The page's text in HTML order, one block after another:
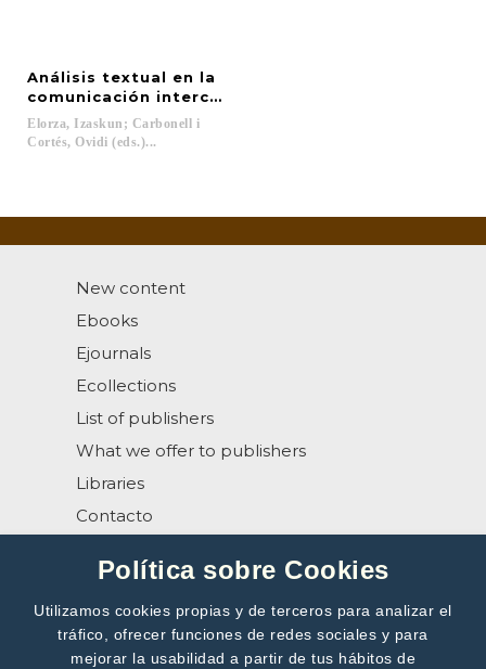
Política sobre Cookies
Utilizamos cookies propias y de terceros para analizar el
tráfico, ofrecer funciones de redes sociales y para
mejorar la usabilidad a partir de tus hábitos de
Análisis textual en la
comunicación intercultural = Language analysis
Elorza, Izaskun; Carbonell i
Cortés, Ovidi (eds.)...
New content
Ebooks
Ejournals
Ecollections
List of publishers
What we offer to publishers
Libraries
Contacto